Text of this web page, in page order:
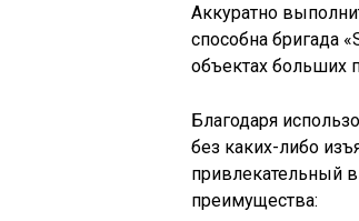
Аккуратно
способна бригада
объектах больших
Благодаря
без каких-либо
привлекательный
преимущества: